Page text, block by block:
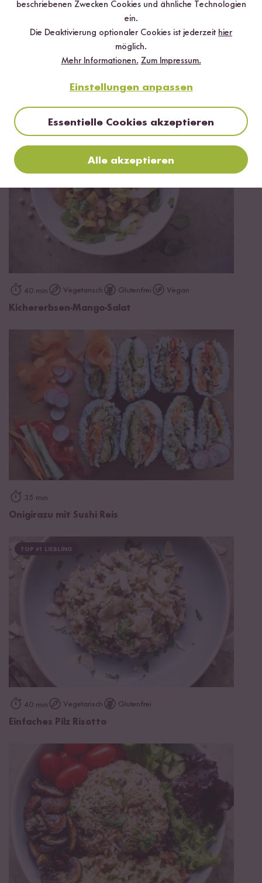
Vegetarisch
40 min Vegetarisch Glutenfrei Vegan
Kichererbsen-Mango-Salat
35 min
Onigirazu mit Sushi Reis
TOP #1 LIEBLING
40 min Vegetarisch Glutenfrei
Einfaches Pilz Risotto
beschriebenen Zwecken Cookies und ähnliche Technologien
ein.
Die Deaktivierung optionaler Cookies ist jederzeit hier
möglich.
Mehr Informationen. Zum Impressum.
Einstellungen anpassen
Essentielle Cookies akzeptieren
Alle akzeptieren